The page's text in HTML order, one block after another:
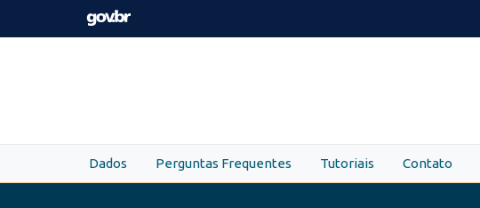
Skip to main content
Dados Perguntas Frequentes Tutoriais Contato